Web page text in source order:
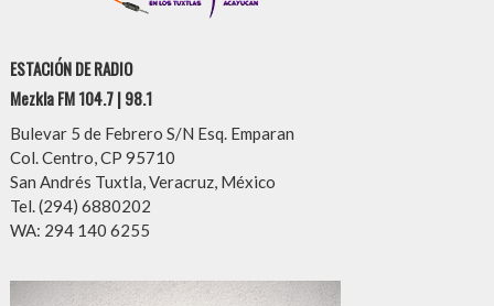
ESTACIÓN DE RADIO
Mezkla FM 104.7 | 98.1
Bulevar 5 de Febrero S/N Esq. Emparan
Col. Centro, CP 95710
San Andrés Tuxtla, Veracruz, México
Tel. (294) 6880202
WA: 294 140 6255